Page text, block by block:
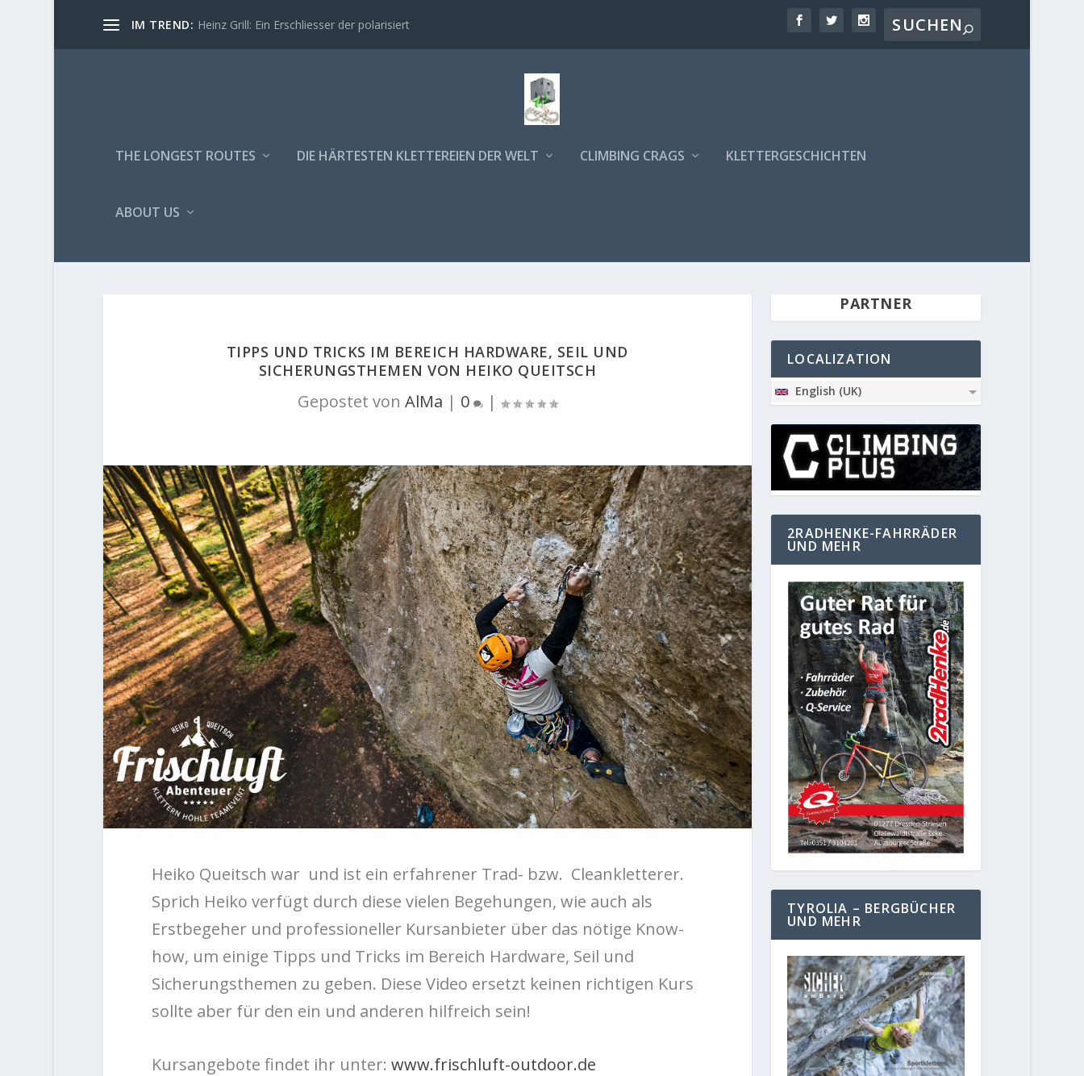
IM TREND: Heinz Grill: Ein Erschliesser der polarisiert
THE LONGEST ROUTES DIE HÄRTESTEN KLETTEREIEN DER WELT CLIMBING CRAGS KLETTERGESCHICHTEN
ABOUT US
TIPPS UND TRICKS IM BEREICH HARDWARE, SEIL UND
SICHERUNGSTHEMEN VON HEIKO QUEITSCH
Gepostet von AlMa | 0 |
Heiko Queitsch war und ist ein erfahrener Trad- bzw. Cleankletterer.
Sprich Heiko verfügt durch diese vielen Begehungen, wie auch als
Erstbegeher und professioneller Kursanbieter über das nötige Know-
how, um einige Tipps und Tricks im Bereich Hardware, Seil und
Sicherungsthemen zu geben. Diese Video ersetzt keinen richtigen Kurs
sollte aber für den ein und anderen hilfreich sein!
Kursangebote findet ihr unter: www.frischluft-outdoor.de
PARTNER
LOCALIZATION
English (UK)
2RADHENKE-FAHRRÄDER
UND MEHR
TYROLIA – BERGBÜCHER
UND MEHR